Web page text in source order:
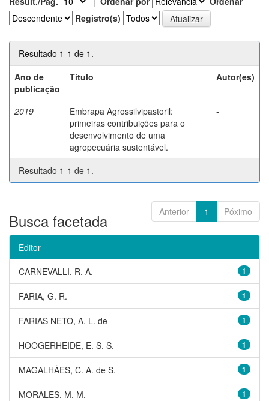
Registro(s)
Resultado 1-1 de 1.
Ano de
publicação
Título Autor(es)
2019
Embrapa Agrossilvipastoril:
primeiras contribuições para o
desenvolvimento de uma
agropecuária sustentável.
-
Resultado 1-1 de 1.
Anterior 1 Póximo
Busca facetada
Editor
1
CARNEVALLI, R. A.
1
FARIA, G. R.
1
FARIAS NETO, A. L. de
1
HOOGERHEIDE, E. S. S.
1
MAGALHÃES, C. A. de S.
1
MORALES, M. M.